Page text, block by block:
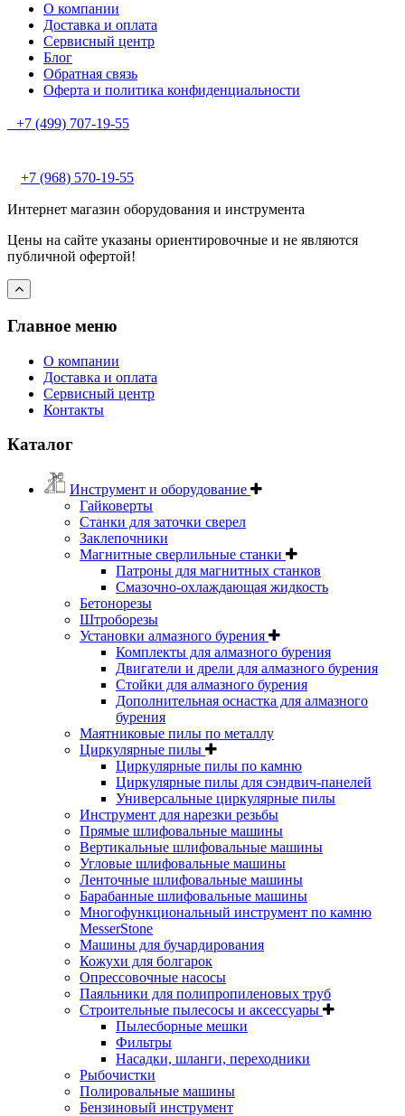
О компании
Доставка и оплата
Сервисный центр
Блог
Обратная связь
Оферта и политика конфиденциальности
+7 (499) 707-19-55
+7 (968) 570-19-55
Интернет магазин оборудования и инструмента
Цены на сайте указаны ориентировочные и не являются
публичной офертой!
Главное меню
О компании
Доставка и оплата
Сервисный центр
Контакты
Каталог
Инструмент и оборудование
Гайковерты
Станки для заточки сверел
Заклепочники
Магнитные сверлильные станки
Патроны для магнитных станков
Смазочно-охлаждающая жидкость
Бетонорезы
Штроборезы
Установки алмазного бурения
Комплекты для алмазного бурения
Двигатели и дрели для алмазного бурения
Стойки для алмазного бурения
Дополнительная оснастка для алмазного
бурения
Маятниковые пилы по металлу
Циркулярные пилы
Циркулярные пилы по камню
Циркулярные пилы для сэндвич-панелей
Универсальные циркулярные пилы
Инструмент для нарезки резьбы
Прямые шлифовальные машины
Вертикальные шлифовальные машины
Угловые шлифовальные машины
Ленточные шлифовальные машины
Барабанные шлифовальные машины
Многофункциональный инструмент по камню
MesserStone
Машины для бучардирования
Кожухи для болгарок
Опрессовочные насосы
Паяльники для полипропиленовых труб
Строительные пылесосы и аксессуары
Пылесборные мешки
Фильтры
Насадки, шланги, переходники
Рыбочистки
Полировальные машины
Бензиновый инструмент